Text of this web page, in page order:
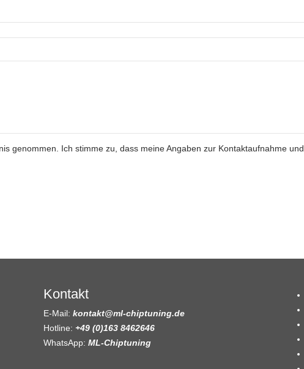
genommen. Ich stimme zu, dass meine Angaben zur Kontaktaufnahme und
Kontakt
E-Mail: kontakt@ml-chiptuning.de
Hotline: +49 (0)163 8462646
WhatsApp: ML-Chiptuning